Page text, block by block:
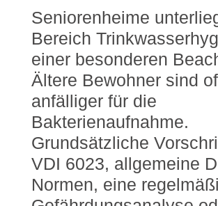
Seniorenheime
Bereich
einer besonderen
Ältere Bewohner sind
anfälliger für die
Bakterienaufnahme.
Grundsätzliche
VDI 6023, allgemeine
Normen, eine